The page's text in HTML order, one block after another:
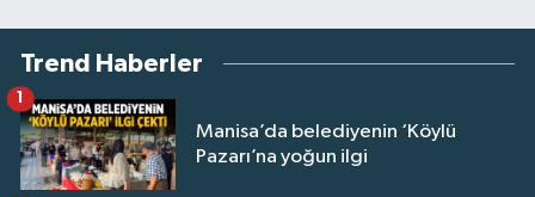
Trend Haberler
Manisa’da belediyenin ‘Köylü
Pazarı’na yoğun ilgi
1